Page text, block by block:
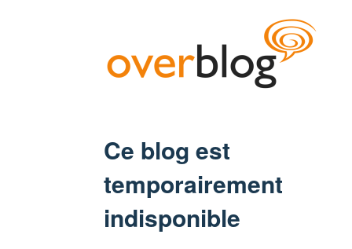
Ce blog est
temporairement
indisponible